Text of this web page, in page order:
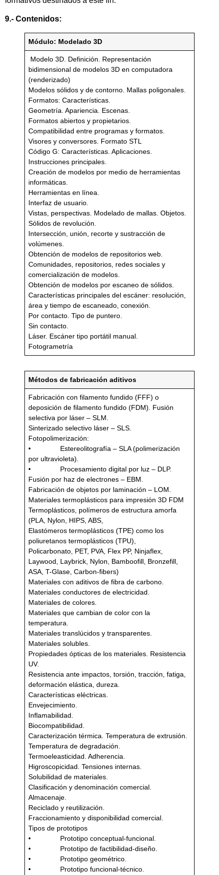
9.- Contenidos:
Módulo: Modelado 3D
Modelo 3D. Definición. Representación
bidimensional de modelos 3D en computadora
(renderizado)
Modelos sólidos y de contorno. Mallas poligonales.
Formatos: Características.
Geometría. Apariencia. Escenas.
Formatos abiertos y propietarios.
Compatibilidad entre programas y formatos.
Visores y conversores. Formato STL
Código G: Características. Aplicaciones.
Instrucciones principales.
Creación de modelos por medio de herramientas
informáticas.
Herramientas en línea.
Interfaz de usuario.
Vistas, perspectivas. Modelado de mallas. Objetos.
Sólidos de revolución.
Intersección, unión, recorte y sustracción de
volúmenes.
Obtención de modelos de repositorios web.
Comunidades, repositorios, redes sociales y
comercialización de modelos.
Obtención de modelos por escaneo de sólidos.
Características principales del escáner: resolución,
área y tiempo de escaneado, conexión.
Por contacto. Tipo de puntero.
Sin contacto.
Láser. Escáner tipo portátil manual.
Fotogrametría
Métodos de fabricación aditivos
Fabricación con filamento fundido (FFF) o
deposición de filamento fundido (FDM). Fusión
selectiva por láser – SLM.
Sinterizado selectivo láser – SLS.
Fotopolimerización:
• Estereolitografía – SLA (polimerización
por ultravioleta).
• Procesamiento digital por luz – DLP.
Fusión por haz de electrones – EBM.
Fabricación de objetos por laminación – LOM.
Materiales termoplásticos para impresión 3D FDM
Termoplásticos, polímeros de estructura amorfa
(PLA, Nylon, HIPS, ABS,
Elastómeros termoplásticos (TPE) como los
poliuretanos termoplásticos (TPU),
Policarbonato, PET, PVA, Flex PP, Ninjaflex,
Laywood, Laybrick, Nylon, Bamboofill, Bronzefill,
ASA, T-Glase, Carbon-fibers)
Materiales con aditivos de fibra de carbono.
Materiales conductores de electricidad.
Materiales de colores.
Materiales que cambian de color con la
temperatura.
Materiales translúcidos y transparentes.
Materiales solubles.
Propiedades ópticas de los materiales. Resistencia
UV.
Resistencia ante impactos, torsión, tracción, fatiga,
deformación elástica, dureza.
Características eléctricas.
Envejecimiento.
Inflamabilidad.
Biocompatibilidad.
Caracterización térmica. Temperatura de extrusión.
Temperatura de degradación.
Termoeleasticidad. Adherencia.
Higroscopicidad. Tensiones internas.
Solubilidad de materiales.
Clasificación y denominación comercial.
Almacenaje.
Reciclado y reutilización.
Fraccionamiento y disponibilidad comercial.
Tipos de prototipos
• Prototipo conceptual-funcional.
• Prototipo de factibilidad-diseño.
• Prototipo geométrico.
• Prototipo funcional-técnico.